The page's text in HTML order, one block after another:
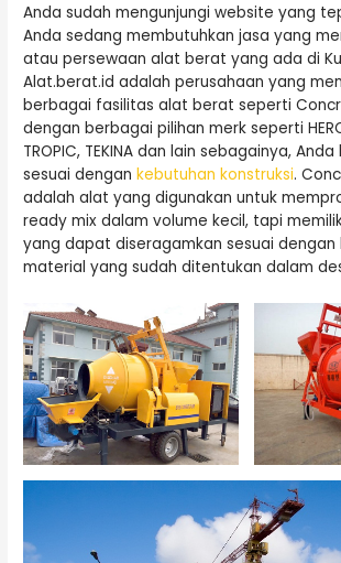
Anda sudah mengunjungi website yang
Anda sedang membutuhkan jasa yang
atau persewaan alat berat yang ada di
Alat.berat.id adalah perusahaan yang
berbagai fasilitas alat berat seperti
dengan berbagai pilihan merk seperti
TROPIC, TEKINA dan lain sebagainya,
sesuai dengankebutuhan konstruksi.
adalah alat yang digunakan untuk
ready mix dalam volume kecil, tapi
yang dapat diseragamkan sesuai dengan
material yang sudah ditentukan dalam